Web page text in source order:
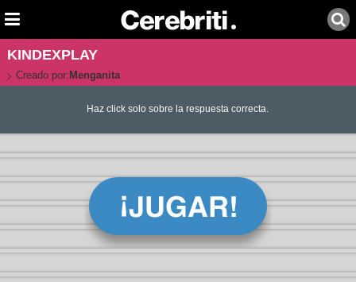
KINDEXPLAY
Creado por: Menganita
Haz click solo sobre la respuesta correcta.